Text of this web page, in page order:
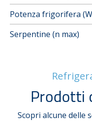
Potenza frigorifera
Serpentine (n max)
Prodotti
Scopri alcune delle